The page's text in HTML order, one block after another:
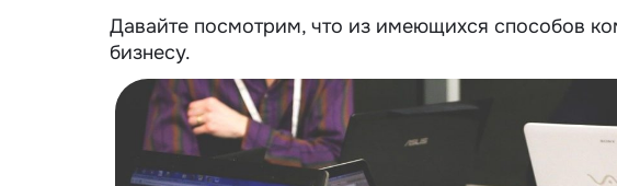
Давайте посмотрим, что из имеющихся способов
бизнесу.